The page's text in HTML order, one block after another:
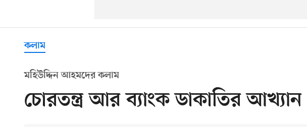
কলাম
মহিউদ্দিন আহমদের কলাম
চোরতন্ত্র আর ব্যাংক ডাকাতির আখ্যান